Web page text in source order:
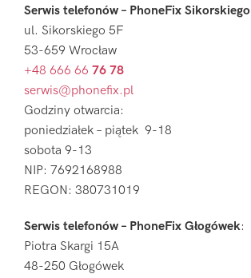
Serwis telefonów – PhoneFix Sikorskiego
ul. Sikorskiego 5F
53-659 Wrocław
+48 666 66 76 78
serwis@phonefix.pl
Godziny otwarcia:
poniedziałek – piątek 9-18
sobota 9-13
NIP: 7692168988
REGON: 380731019
Serwis telefonów – PhoneFix Głogówek:
Piotra Skargi 15A
48-250 Głogówek